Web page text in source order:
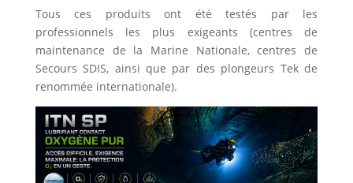
Tous ces produits ont été testés par les
professionnels les plus exigeants (centres de
maintenance de la Marine Nationale, centres de
Secours SDIS, ainsi que par des plongeurs Tek de
renommée internationale).